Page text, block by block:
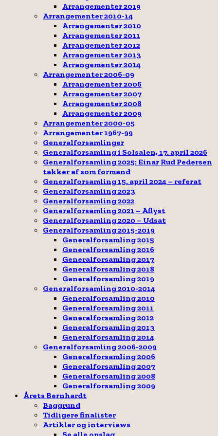
Arrangementer 2019
Arrangementer 2010-14
Arrangementer 2010
Arrangementer 2011
Arrangementer 2012
Arrangementer 2013
Arrangementer 2014
Arrangementer 2006-09
Arrangementer 2006
Arrangementer 2007
Arrangementer 2008
Arrangementer 2009
Arrangementer 2000-05
Arrangementer 1967-99
Generalforsamlinger
Generalforsamling i Solsalen, 17. april 2026
Generalforsamling 2025: Einar Rud Pedersen
takker af som formand
Generalforsamling 15. april 2024 – referat
Generalforsamling 2023
Generalforsamling 2022
Generalforsamling 2021 – Aflyst
Generalforsamling 2020 – Udsat
Generalforsamling 2015-2019
Generalforsamling 2015
Generalforsamling 2016
Generalforsamling 2017
Generalforsamling 2018
Generalforsamling 2019
Generalforsamling 2010-2014
Generalforsamling 2010
Generalforsamling 2011
Generalforsamling 2012
Generalforsamling 2013
Generalforsamling 2014
Generalforsamling 2006-2009
Generalforsamling 2006
Generalforsamling 2007
Generalforsamling 2008
Generalforsamling 2009
Årets Bernhardt
Baggrund
Tidligere finalister
Artikler og interviews